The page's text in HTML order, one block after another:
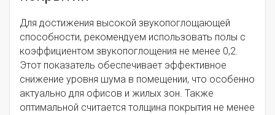
Для достижения высокой звукопоглощающей
способности, рекомендуем использовать полы с
коэффициентом звукопоглощения не менее 0,2.
Этот показатель обеспечивает эффективное
снижение уровня шума в помещении, что особенно
актуально для офисов и жилых зон. Также
оптимальной считается толщина покрытия не менее